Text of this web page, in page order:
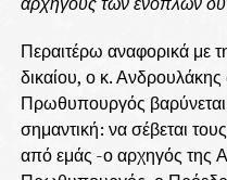
Περαιτέρω αναφορικά με
δικαίου, ο κ.
Πρωθυπουργός
σημαντική: να σέβεται
από εμάς -ο αρχηγός της